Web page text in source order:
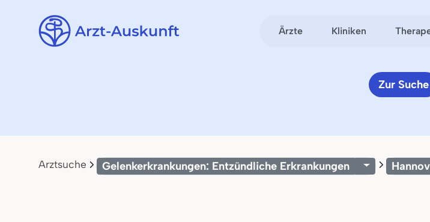
Ärzte Kliniken
Zur Suche
Arztsuche Gelenkerkrankungen: Entzündliche Erkrankungen